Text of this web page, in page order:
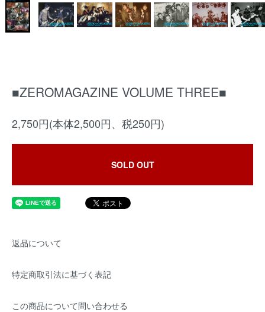
■ZEROMAGAZINE VOLUME THREE■
2,750円(本体2,500円、税250円)
SOLD OUT
返品について
特定商取引法に基づく表記
この商品について問い合わせる